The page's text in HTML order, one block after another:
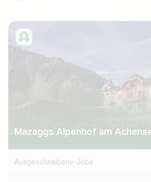
Mazaggs Alpenhof am
Ausgeschriebene Jobs